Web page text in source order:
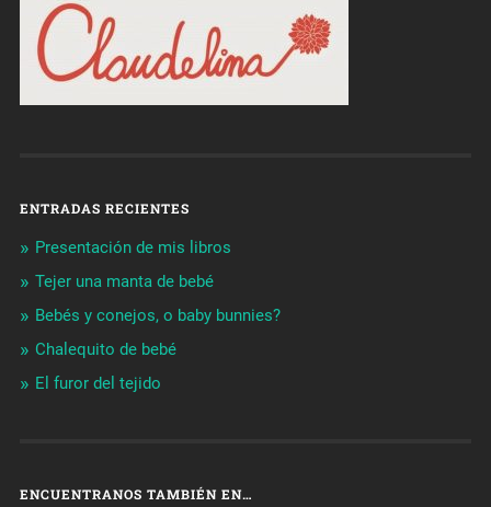
ENTRADAS RECIENTES
Presentación de mis libros
Tejer una manta de bebé
Bebés y conejos, o baby bunnies?
Chalequito de bebé
El furor del tejido
ENCUENTRANOS TAMBIÉN EN…